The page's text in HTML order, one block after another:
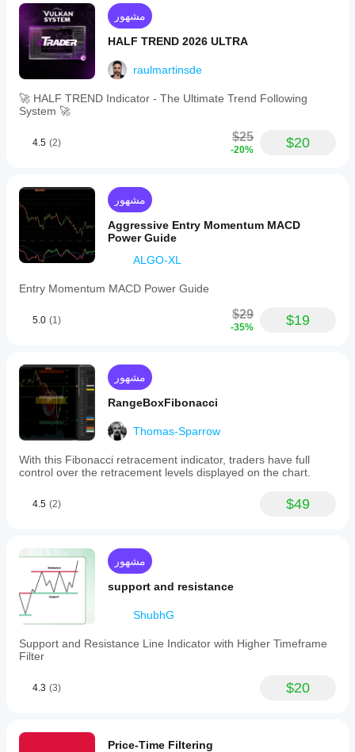
is
intended
for
use
on
main
price
chart
a
enhancing
between
momentum
and
price
فئة
المؤشر
نوع
المخرجات
التصور
الإشارات
متطلبات
البيانات
أعمدة السعر فقط
الإشارات
المدعومة
قوة الاتجاه
لمس المستوى
كسر المستوى
مشهور
HALF TREND 2026 ULTRA
raulmartinsde
🚀 HALF TREND Indicator - The Ultimate Trend Following
System 🚀
4.5 (2) $25
-20% $20
مشهور
Aggressive Entry Momentum MACD
Power Guide
ALGO-XL
Entry Momentum MACD Power Guide
5.0 (1) $29
-35% $19
مشهور
RangeBoxFibonacci
Thomas-Sparrow
With this Fibonacci retracement indicator, traders have full
control over the retracement levels displayed on the chart.
4.5 (2) $49
مشهور
support and resistance
ShubhG
Support and Resistance Line Indicator with Higher Timeframe
Filter
4.3 (3) $20
Price-Time Filtering